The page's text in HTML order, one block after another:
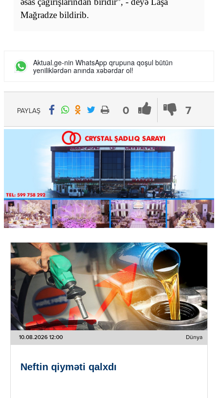
Mağradze bildirib.
Aktual.ge-nin WhatsApp qrupuna qoşul bütün
yeniliklərdən anında xəbərdar ol!
0 7
PAYLAŞ
10.08.2026 12:00 Dünya
Neftin qiyməti qalxdı